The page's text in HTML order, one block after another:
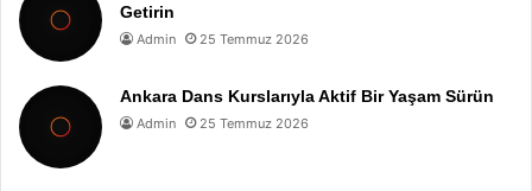
Getirin
Admin 25 Temmuz 2026
Ankara Dans Kurslarıyla Aktif Bir Yaşam Sürün
Admin 25 Temmuz 2026